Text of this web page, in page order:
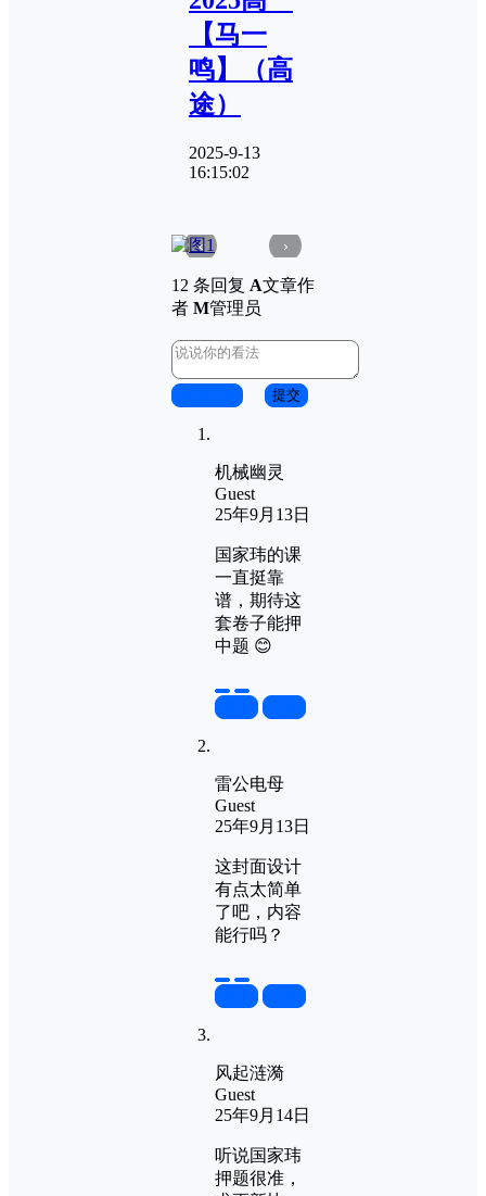
【马一
鸣】（高
途）
2025-9-13
16:15:02
‹ ›
12 条回复 A文章作
者 M管理员
提交
机械幽灵
Guest
25年9月13日
国家玮的课
一直挺靠
谱，期待这
套卷子能押
中题 😊
雷公电母
Guest
25年9月13日
这封面设计
有点太简单
了吧，内容
能行吗？
风起涟漪
Guest
25年9月14日
听说国家玮
押题很准，